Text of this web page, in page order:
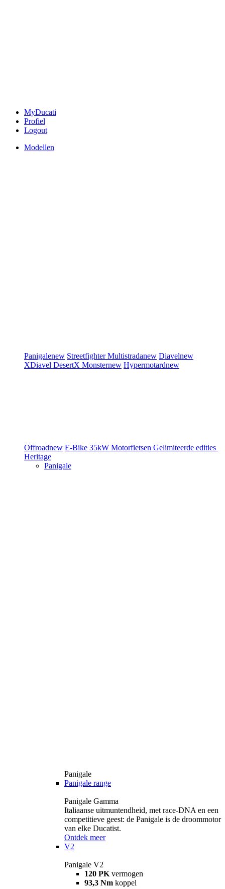
MyDucati
Profiel
Logout
Modellen
Panigalenew StreetfighterMultistradanew Diavelnew
XDiavel DesertX Monsternew Hypermotardnew
Offroadnew E-Bike 35kW Motorfietsen Gelimiteerde edities
Heritage
Panigale
Panigale
Panigale range
Panigale Gamma
Italiaanse uitmuntendheid, met race-DNA en een
competitieve geest: de Panigale is de droommotor
van elke Ducatist.
Ontdek meer
V2
Panigale V2
120 PK vermogen
93,3 Nm koppel